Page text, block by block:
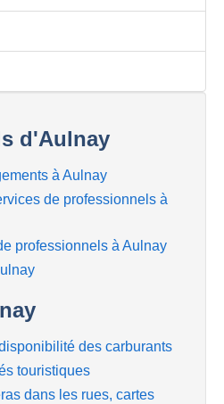
d'Aulnay
à Aulnay
de professionnels à
professionnels à Aulnay
des carburants
touristiques
dans les rues, cartes